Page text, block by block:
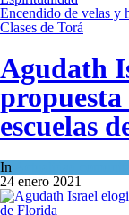
Encendido de velas y
Clases de Torá
Agudath
escuelas
In
24 enero 2021